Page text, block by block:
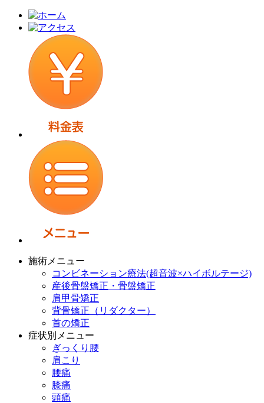
施術メニュー
コンビネーション療法(超音波×ハイボルテージ)
産後骨盤矯正・骨盤矯正
肩甲骨矯正
背骨矯正（リダクター）
首の矯正
症状別メニュー
ぎっくり腰
肩こり
腰痛
膝痛
頭痛